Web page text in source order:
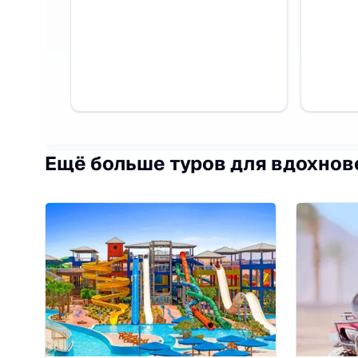
Ещё больше туров для